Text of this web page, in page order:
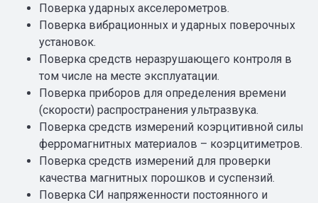
Поверка ударных акселерометров.
Поверка вибрационных и ударных поверочных
установок.
Поверка средств неразрушающего контроля в
том числе на месте эксплуатации.
Поверка приборов для определения времени
(скорости) распространения ультразвука.
Поверка средств измерений коэрцитивной силы
ферромагнитных материалов – коэрцитиметров.
Поверка средств измерений для проверки
качества магнитных порошков и суспензий.
Поверка СИ напряженности постоянного и